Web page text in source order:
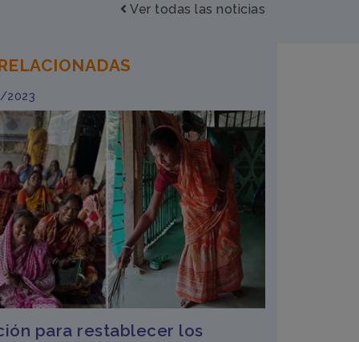
Ver todas las noticias
2023
para restablecer los